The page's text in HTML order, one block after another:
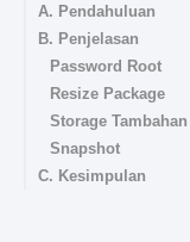
A. Pendahuluan
B. Penjelasan
Password Root
Resize Package
Storage Tambahan
Snapshot
C. Kesimpulan